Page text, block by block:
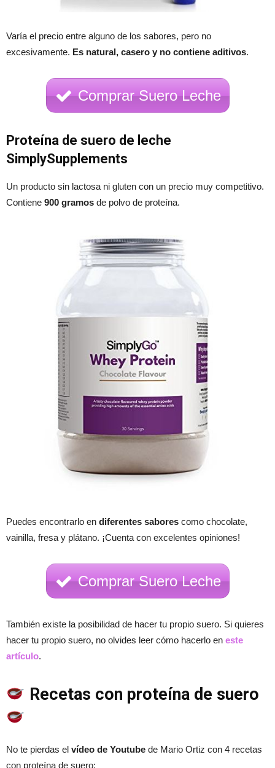
Varía el precio entre alguno de los sabores, pero no
excesivamente. Es natural, casero y no contiene aditivos.
Comprar Suero Leche
Proteína de suero de leche
SimplySupplements
Un producto sin lactosa ni gluten con un precio muy competitivo.
Contiene 900 gramos de polvo de proteína.
Puedes encontrarlo en diferentes sabores como chocolate,
vainilla, fresa y plátano. ¡Cuenta con excelentes opiniones!
Comprar Suero Leche
También existe la posibilidad de hacer tu propio suero. Si quieres
hacer tu propio suero, no olvides leer cómo hacerlo en este
artículo.
Recetas con proteína de suero
No te pierdas el vídeo de Youtube de Mario Ortiz con 4 recetas
con proteína de suero: